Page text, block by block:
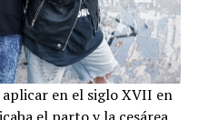
en el siglo XVII en